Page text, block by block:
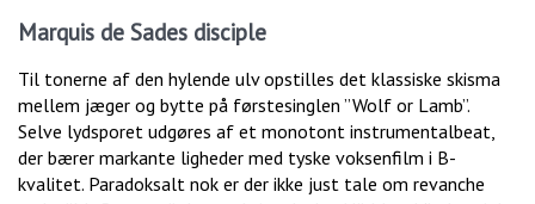
Marquis de Sades disciple
Til tonerne af den hylende ulv opstilles det klassiske skisma
mellem jæger og bytte på førstesinglen ”Wolf or Lamb”.
Selve lydsporet udgøres af et monotont instrumentalbeat,
der bærer markante ligheder med tyske voksenfilm i B-
kvalitet. Paradoksalt nok er der ikke just tale om revanche